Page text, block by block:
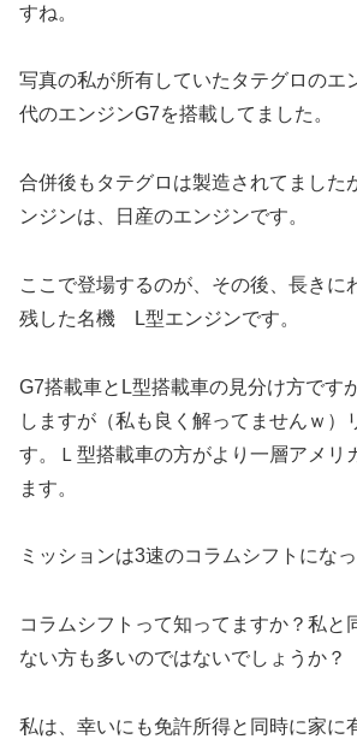
すね。
写真の私が所有していたタテグロのエ
代のエンジンG7を搭載してました。
合併後もタテグロは製造されてました
ンジンは、日産のエンジンです。
ここで登場するのが、その後、長きに
残した名機 L型エンジンです。
G7搭載車とL型搭載車の見分け方です
しますが（私も良く解ってませんｗ）
す。Ｌ型搭載車の方がより一層アメリ
ます。
ミッションは3速のコラムシフトになっ
コラムシフトって知ってますか？私と
ない方も多いのではないでしょうか？
私は、幸いにも免許所得と同時に家に